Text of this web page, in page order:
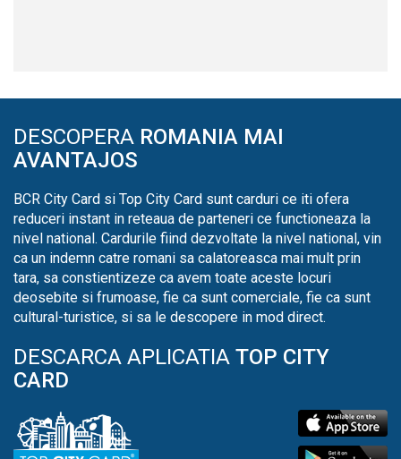
DESCOPERA ROMANIA MAI
AVANTAJOS
BCR City Card si Top City Card sunt carduri ce iti ofera
reduceri instant in reteaua de parteneri ce functioneaza la
nivel national. Cardurile fiind dezvoltate la nivel national, vin
ca un indemn catre romani sa calatoreasca mai mult prin
tara, sa constientizeze ca avem toate aceste locuri
deosebite si frumoase, fie ca sunt comerciale, fie ca sunt
cultural-turistice, si sa le descopere in mod direct.
DESCARCA APLICATIA TOP CITY
CARD